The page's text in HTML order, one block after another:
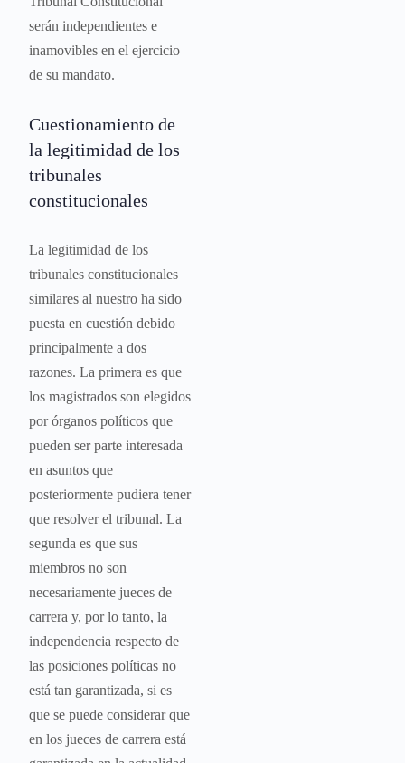
serán independientes e
inamovibles en el ejercicio
de su mandato.
Cuestionamiento de
la legitimidad de los
tribunales
constitucionales
La legitimidad de los
tribunales constitucionales
similares al nuestro ha sido
puesta en cuestión debido
principalmente a dos
razones. La primera es que
los magistrados son elegidos
por órganos políticos que
pueden ser parte interesada
en asuntos que
posteriormente pudiera tener
que resolver el tribunal. La
segunda es que sus
miembros no son
necesariamente jueces de
carrera y, por lo tanto, la
independencia respecto de
las posiciones políticas no
está tan garantizada, si es
que se puede considerar que
en los jueces de carrera está